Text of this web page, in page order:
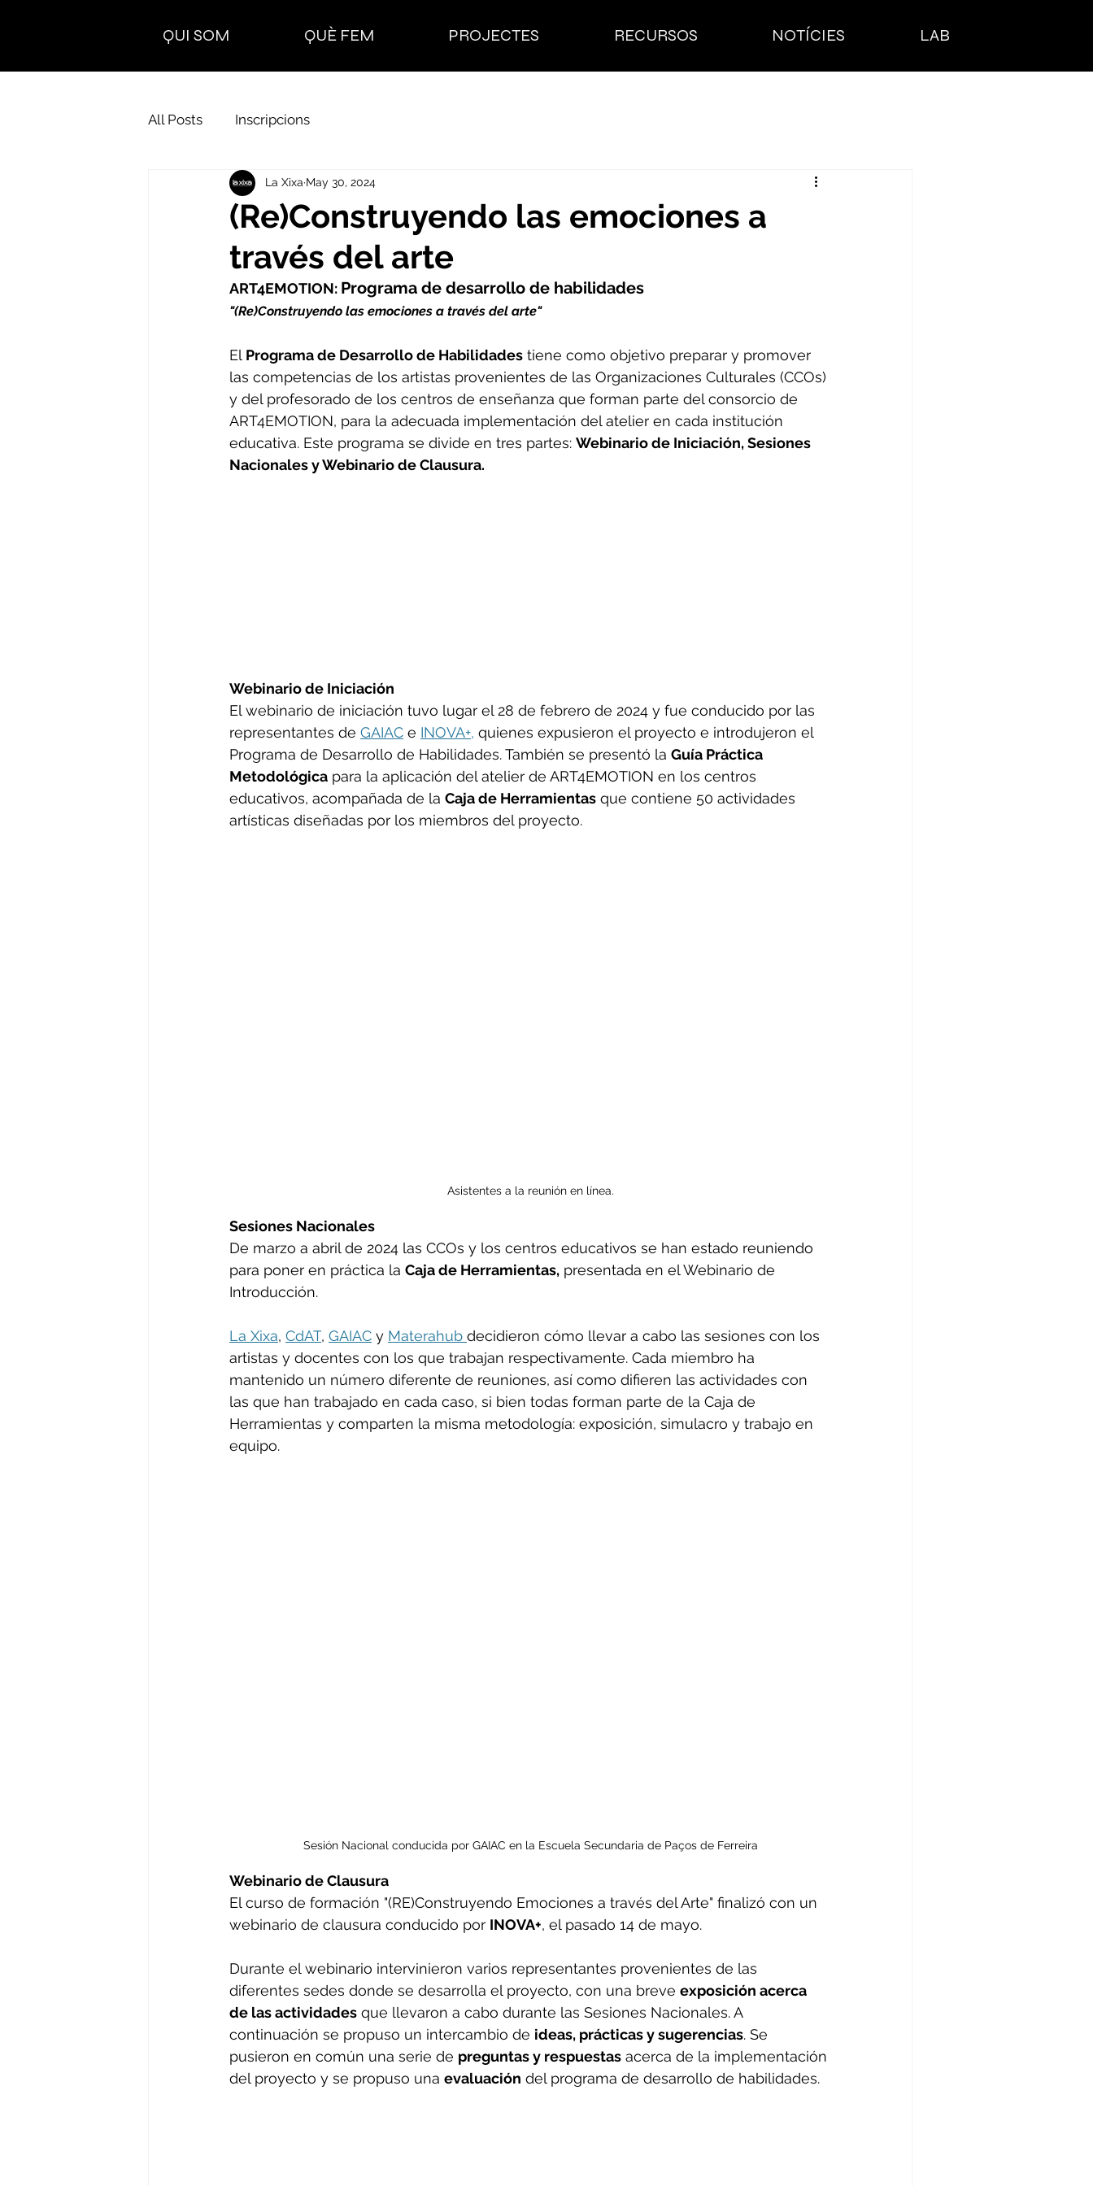
QUI SOM QUÈ FEM PROJECTES RECURSOS NOTÍCIES LAB
All Posts Inscripcions
(Re)Construyendo las emociones a
través del arte
La Xixa May 30, 2024
ART4EMOTION: Programa de desarrollo de habilidades
"(Re)Construyendo las emociones a través del arte"
El Programa de Desarrollo de Habilidades tiene como objetivo preparar y promover
las competencias de los artistas provenientes de las Organizaciones Culturales (CCOs)
y del profesorado de los centros de enseñanza que forman parte del consorcio de
ART4EMOTION, para la adecuada implementación del atelier en cada institución
educativa. Este programa se divide en tres partes: Webinario de Iniciación, Sesiones
Nacionales y Webinario de Clausura.
Webinario de Iniciación
El webinario de iniciación tuvo lugar el 28 de febrero de 2024 y fue conducido por las
representantes de GAIAC e INOVA+, quienes expusieron el proyecto e introdujeron el
Programa de Desarrollo de Habilidades. También se presentó la Guía Práctica
Metodológica para la aplicación del atelier de ART4EMOTION en los centros
educativos, acompañada de la Caja de Herramientas que contiene 50 actividades
artísticas diseñadas por los miembros del proyecto.
Asistentes a la reunión en línea.
Sesiones Nacionales
De marzo a abril de 2024 las CCOs y los centros educativos se han estado reuniendo
para poner en práctica la Caja de Herramientas, presentada en el Webinario de
Introducción.
La Xixa, CdAT, GAIAC y Materahub decidieron cómo llevar a cabo las sesiones con los
artistas y docentes con los que trabajan respectivamente. Cada miembro ha
mantenido un número diferente de reuniones, así como difieren las actividades con
las que han trabajado en cada caso, si bien todas forman parte de la Caja de
Herramientas y comparten la misma metodología: exposición, simulacro y trabajo en
equipo.
Sesión Nacional conducida por GAIAC en la Escuela Secundaria de Paços de Ferreira
Webinario de Clausura
El curso de formación "(RE)Construyendo Emociones a través del Arte" finalizó con un
webinario de clausura conducido por INOVA+, el pasado 14 de mayo.
Durante el webinario intervinieron varios representantes provenientes de las
diferentes sedes donde se desarrolla el proyecto, con una breve exposición acerca
de las actividades que llevaron a cabo durante las Sesiones Nacionales. A
continuación se propuso un intercambio de ideas, prácticas y sugerencias. Se
pusieron en común una serie de preguntas y respuestas acerca de la implementación
del proyecto y se propuso una evaluación del programa de desarrollo de habilidades.